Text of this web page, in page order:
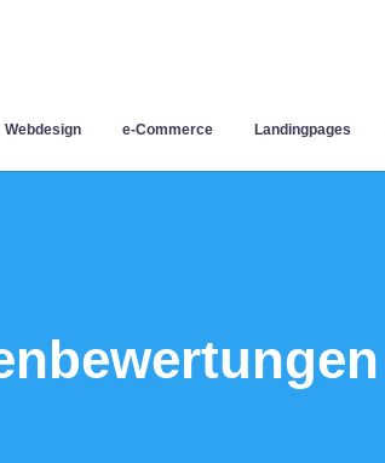
Webdesign e-Commerce Landingpages